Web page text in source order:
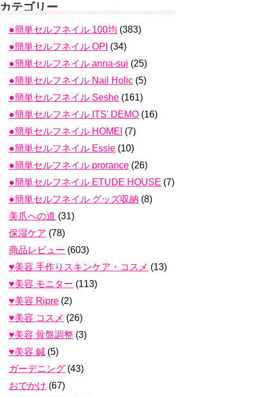
カテゴリー
●簡単セルフネイル 100均 (383)
●簡単セルフネイル OPI (34)
●簡単セルフネイル anna-sui (25)
●簡単セルフネイル Nail Holic (5)
●簡単セルフネイル Seshe (161)
●簡単セルフネイル ITS' DEMO (16)
●簡単セルフネイル HOMEI (7)
●簡単セルフネイル Essie (10)
●簡単セルフネイル prorance (26)
●簡単セルフネイル ETUDE HOUSE (7)
●簡単セルフネイル グッズ収納 (8)
美爪への道 (31)
保湿ケア (78)
商品レビュー (603)
♥美容 手作りスキンケア・コスメ (13)
♥美容 モニター (113)
♥美容 Ripre (2)
♥美容 コスメ (26)
♥美容 骨盤調整 (3)
♥美容 鍼 (5)
ガーデニング (43)
おでかけ (67)